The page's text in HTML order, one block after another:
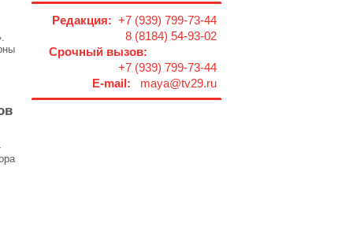
Редакция: +7 (939) 799-73-44
8 (8184) 54-93-02
Срочный вызов:
+7 (939) 799-73-44
E-mail: maya@tv29.ru